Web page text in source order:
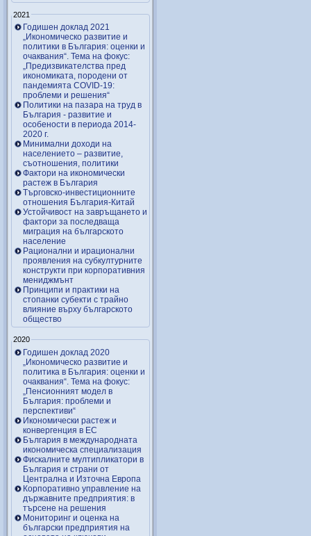
2021
Годишен доклад 2021
„Икономическо развитие и
политики в България: оценки и
очаквания“. Тема на фокус:
„Предизвикателства пред
икономиката, породени от
пандемията COVID-19:
проблеми и решения“
Политики на пазара на труд в
България - развитие и
особености в периода 2014-
2020 г.
Минимални доходи на
населението – развитие,
съотношения, политики
Фактори на икономически
растеж в България
Търговско-инвестиционните
отношения България-Китай
Устойчивост на завръщането и
фактори за последваща
миграция на българското
население
Рационални и ирационални
проявления на субкултурните
конструкти при корпоративния
мениджмънт
Принципи и практики на
стопанки субекти с трайно
влияние върху българското
общество
2020
Годишен доклад 2020
„Икономическо развитие и
политика в България: оценки и
очаквания“. Тема на фокус:
„Пенсионният модел в
България: проблеми и
перспективи“
Икономически растеж и
конвергенция в ЕС
България в международната
икономическа специализация
Фискалните мултипликатори в
България и страни от
Централна и Източна Европа
Корпоративно управление на
държавните предприятия: в
търсене на решения
Мониторинг и оценка на
български предприятия на